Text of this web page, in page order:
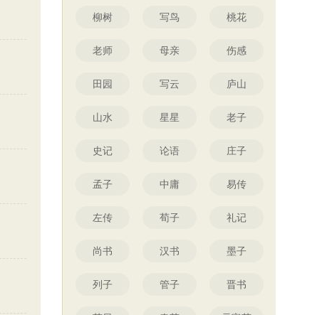
柳树 写鸟 桃花
老师 母亲 伤感
田园 写云 庐山
山水 星星 老子
史记 论语 庄子
孟子 中庸 易传
左传 荀子 礼记
尚书 汉书 墨子
列子 管子 晋书